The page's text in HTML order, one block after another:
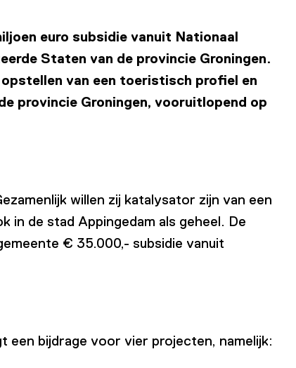
euro subsidie vanuit Nationaal
Staten van de provincie Groningen.
van een toeristisch profiel en
provincie Groningen, vooruitlopend op
willen zij katalysator zijn van een
in de stad Appingedam als geheel. De
€ 35.000,- subsidie vanuit
een bijdrage voor vier projecten, namelijk: